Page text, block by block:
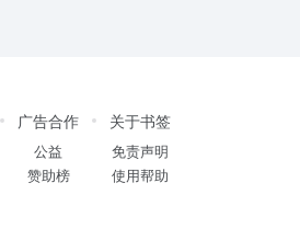
广告合作
公益
赞助榜
关于书签
免责声明
使用帮助